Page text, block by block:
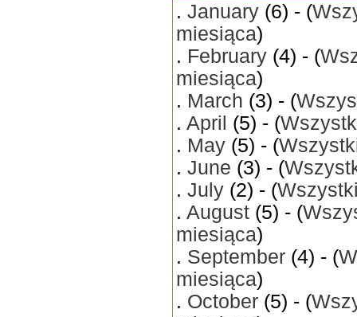
. January (6) - (
miesiąca)
. February (4) - (
miesiąca)
. March (3) - (
. April (5) - (
. May (5) - (
. June (3) - (
. July (2) - (
. August (5) - (
miesiąca)
. September (4) - (
miesiąca)
. October (5) - (